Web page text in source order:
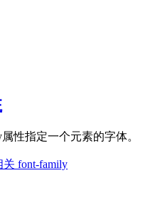
性指定一个元素的字体。
关 font-family